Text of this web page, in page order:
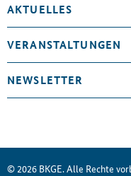
AKTUELLES
VERANSTALTUNGEN
NEWSLETTER
© 2026 BKGE. Alle Rechte